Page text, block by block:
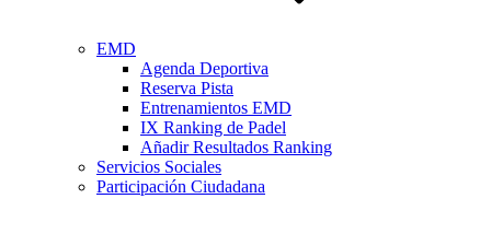
EMD
Agenda Deportiva
Reserva Pista
Entrenamientos EMD
IX Ranking de Padel
Añadir Resultados Ranking
Servicios Sociales
Participación Ciudadana